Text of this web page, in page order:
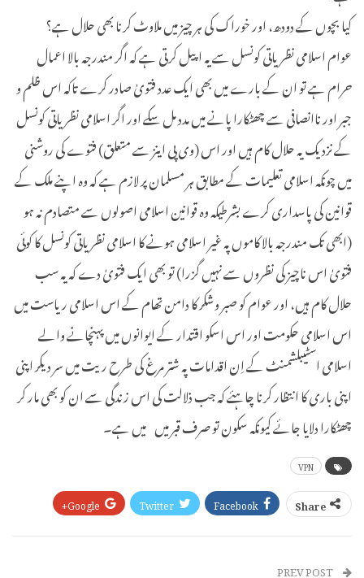
کیا بچوں کے دودھ، اور خوراک کی ہر چیز میں ملاوٹ کرنا بھی حلال ہے؟
عوام اسلامی نظریاتی کونسل سے یہ اپیل کرتی ہے کہ اگر مندرجہ بالا اعمال
حرام ہے تو ان کے بارے میں بھی ایک عدد فتویٰ صادر کرے تاکہ اس ظلم و
جبر اور ناانصافی سے چھٹکارا پانے میں مدد مل سکے اور اگر اسلامی نظریاتی کونسل
کے نزدیک یہ حلال کام ہیں اور اس (وی پی اینز سے متعلق) فتوے کی روشنی
میں چونکہ اسلامی تعلیمات کے مطابق ہر مسلمان پر لازم ہے کہ وہ اپنے ملک کے
قوانین کی پاسداری کرے بشرطیکہ وہ قوانین اسلامی اصولوں سے متصادم نہ ہو
(ابھی تک مندرجہ بالا کاموں پہ غیر اسلامی ہونے کا اسلامی نظریاتی کونسل کا کوئی
فتویٰ اس ناچیز کی نظروں سے نہیں گزرا) تو بھی ایک فتویٰ دے کہ یہ سب
حلال کام ہیں، اور عوام کو صبر وشکر کا دامن تھام کے اس اسلامی ریاست میں
اس اسلامی حکومت اور اس اسکو اقتدار کے ایوانوں میں پہنچانے والے
اسلامی اسٹیبلشمنٹ کے اِن اقدامات پہ شتر مرغ کی طرح ریت میں سر دیکر اپنی
اپنی باری کا انتظار کرنا چاہئے کہ جب ذلالت کی اس زندگی سے ان کو بھی مار کر
چھٹکارا دلایا جائے کیونکہ سکون تو صرف قبر میں میں ہے۔
VPN
Share
Facebook
Twitter
Google+